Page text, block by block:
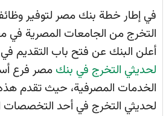
في إطار خطة بنك مصر لتوفير
التخرج من الجامعات المصرية
أعلن البنك عن فتح باب التقديم
لحديثي التخرج في بنك مصر فرع
الخدمات المصرفية، حيث تقدم
لحديثي التخرج في أحد التخصصات